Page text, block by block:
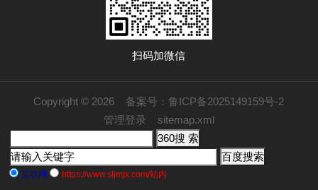
扫码加微信
Copyright © 2026 备案号：鲁ICP备2025149159号-2
管理登录
sitemap.xml
互联网 https://www.sljmjx.com/站内